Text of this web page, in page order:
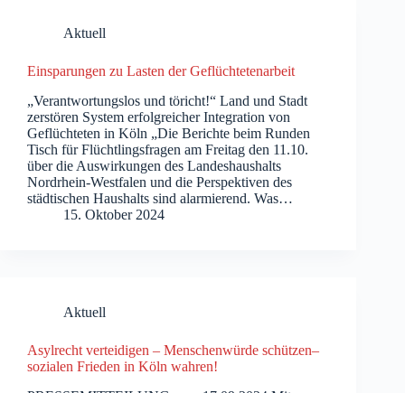
Aktuell
Einsparungen zu Lasten der Geflüchtetenarbeit
„Verantwortungslos und töricht!“ Land und Stadt
zerstören System erfolgreicher Integration von
Geflüchteten in Köln „Die Berichte beim Runden
Tisch für Flüchtlingsfragen am Freitag den 11.10.
über die Auswirkungen des Landeshaushalts
Nordrhein-Westfalen und die Perspektiven des
städtischen Haushalts sind alarmierend. Was…
15. Oktober 2024
Aktuell
Asylrecht verteidigen – Menschenwürde schützen–
sozialen Frieden in Köln wahren!